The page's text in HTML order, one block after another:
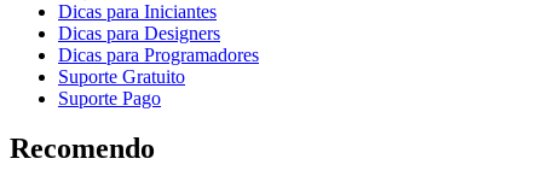
Dicas para Iniciantes
Dicas para Designers
Dicas para Programadores
Suporte Gratuito
Suporte Pago
Recomendo